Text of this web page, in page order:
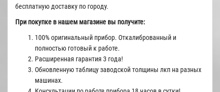
бесплатную доставку по городу.
При покупке в нашем магазине вы получите:
100% оригинальный прибор. Откалиброванный и
полностью готовый к работе.
Расширенная гарантия 3 года!
Обновленную таблицу заводской толщины лкп на разных
машинах.